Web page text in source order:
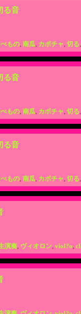
る音
もの, 南瓜, カボチャ, 切る,
る音
もの, 南瓜, カボチャ, 切る,
る音
もの, 南瓜, カボチャ, 切る,
演奏, ヴィオロン, viol?o,